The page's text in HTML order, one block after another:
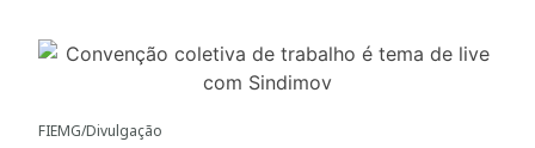
FIEMG/Divulgação